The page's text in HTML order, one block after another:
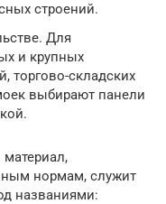
строений.
Для
и крупных
торгово-складских
выбирают панели
нормам, служит
названиями: